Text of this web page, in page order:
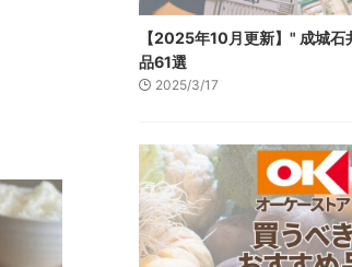
【2025年10月更新】" 成城石
品61選
2025/3/17